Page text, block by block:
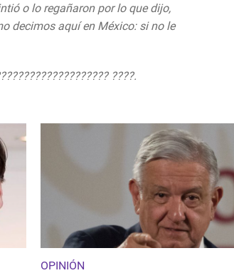
o lo regañaron por lo que dijo,
decimos aquí en México: si no le
????.
OPINIÓN